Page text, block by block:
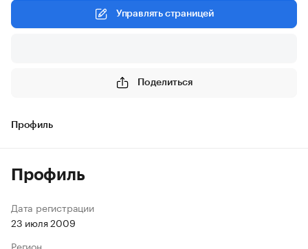
Управлять страницей
Поделиться
Профиль
Профиль
Дата регистрации
23 июля 2009
Регион